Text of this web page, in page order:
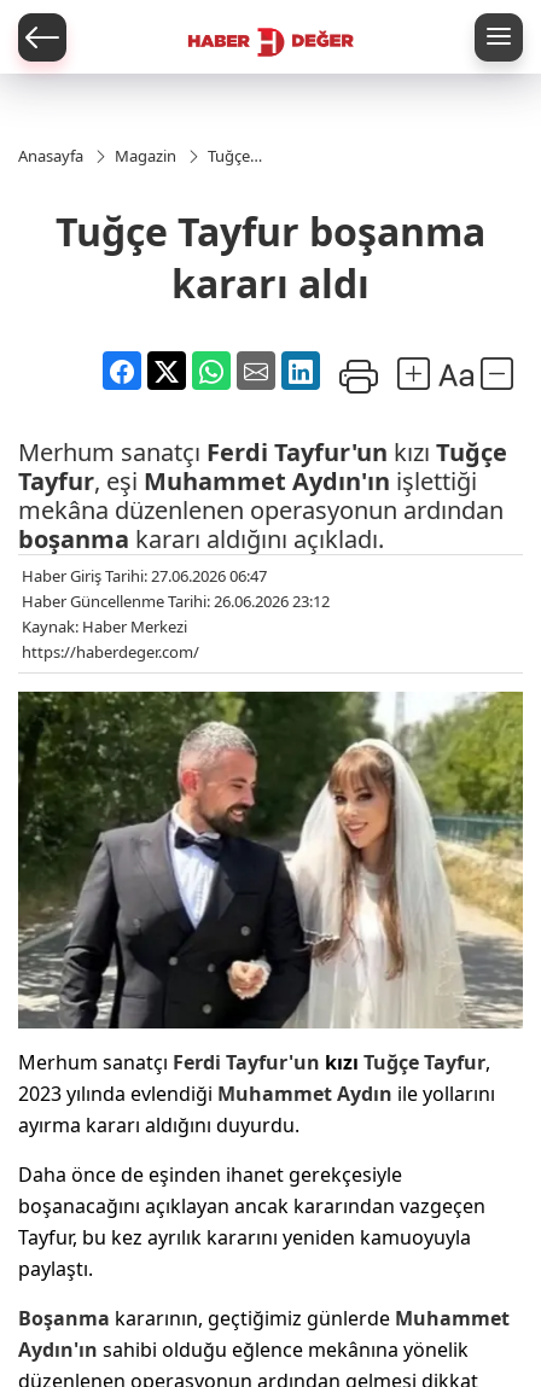
Anasayfa Magazin
Tuğçe
kararı
aldı
Tuğçe Tayfur boşanma
kararı aldı
Merhum sanatçı Ferdi Tayfur'un kızı Tuğçe
Tayfur, eşi Muhammet Aydın'ın işlettiği
mekâna düzenlenen operasyonun ardından
boşanma kararı aldığını açıkladı.
Haber Giriş Tarihi: 27.06.2026 06:47
Haber Güncellenme Tarihi: 26.06.2026 23:12
Kaynak: Haber Merkezi
https://haberdeger.com/
Merhum sanatçı Ferdi Tayfur'un kızı Tuğçe Tayfur,
2023 yılında evlendiği Muhammet Aydın ile yollarını
ayırma kararı aldığını duyurdu.
Daha önce de eşinden ihanet gerekçesiyle
boşanacağını açıklayan ancak kararından vazgeçen
Tayfur, bu kez ayrılık kararını yeniden kamuoyuyla
paylaştı.
Boşanma kararının, geçtiğimiz günlerde Muhammet
Aydın'ın sahibi olduğu eğlence mekânına yönelik
düzenlenen operasyonun ardından gelmesi dikkat